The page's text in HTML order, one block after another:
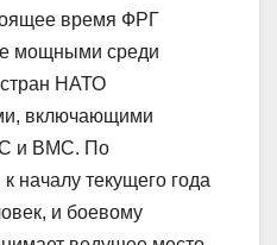
время ФРГ
мощными среди
стран НАТО
включающими
и ВМС. По
началу текущего года
и боевому